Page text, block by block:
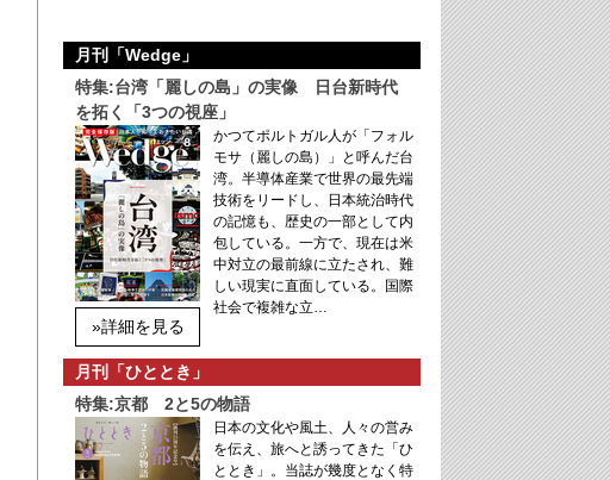
月刊「Wedge」
特集:台湾「麗しの島」の実像 日台新時代
を拓く「3つの視座」
»詳細を見る
かつてポルトガル人が「フォル
モサ（麗しの島）」と呼んだ台
湾。半導体産業で世界の最先端
技術をリードし、日本統治時代
の記憶も、歴史の一部として内
包している。一方で、現在は米
中対立の最前線に立たされ、難
しい現実に直面している。国際
社会で複雑な立…
月刊「ひととき」
特集:京都 2と5の物語
日本の文化や風土、人々の営み
を伝え、旅へと誘ってきた「ひ
ととき」。当誌が幾度となく特